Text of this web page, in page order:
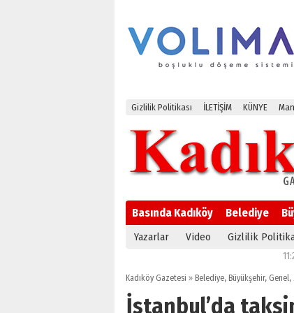
Gizlilik Politikası İLETİŞİM KÜNYE
Basında Kadıköy Belediye
Yazarlar Video Gizlilik
CHP
Kadıköy Gazetesi » Belediye, Büyükşehir, Genel,
İstanbul’da